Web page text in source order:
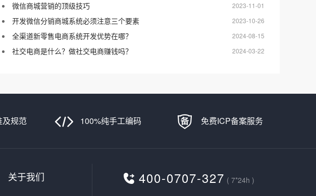
2023-11-01
微信商城营销的顶级技巧
2023-10-26
开发微信分销商城系统必须注意三个要素
2024-08-15
全渠道新零售电商系统开发优势在哪？
2024-03-22
社交电商是什么？做社交电商赚钱吗？
及规范 100%纯手工编码 免费ICP备案服务
关于我们 400-0707-327 ( 7*24h )